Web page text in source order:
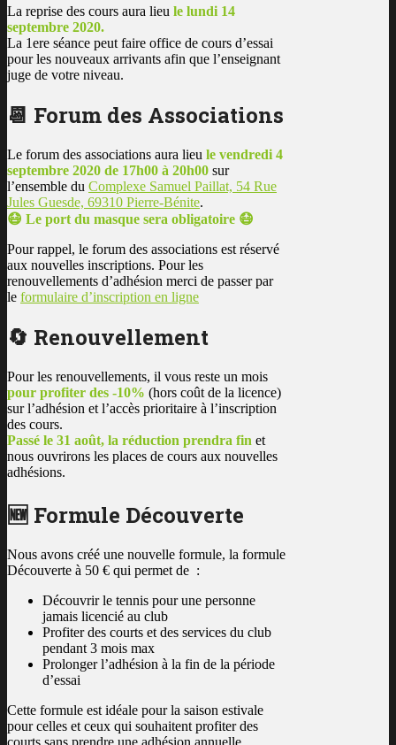
La reprise des cours aura lieu le lundi 14
septembre 2020.
La 1ere séance peut faire office de cours d’essai
pour les nouveaux arrivants afin que l’enseignant
juge de votre niveau.
📆 Forum des Associations
Le forum des associations aura lieu le vendredi 4
septembre 2020 de 17h00 à 20h00 sur
l’ensemble du Complexe Samuel Paillat, 54 Rue
Jules Guesde, 69310 Pierre-Bénite.
😷 Le port du masque sera obligatoire 😷
Pour rappel, le forum des associations est réservé
aux nouvelles inscriptions. Pour les
renouvellements d’adhésion merci de passer par
le formulaire d’inscription en ligne
🔄 Renouvellement
Pour les renouvellements, il vous reste un mois
pour profiter des -10% (hors coût de la licence)
sur l’adhésion et l’accès prioritaire à l’inscription
des cours.
Passé le 31 août, la réduction prendra fin et
nous ouvrirons les places de cours aux nouvelles
adhésions.
🆕 Formule Découverte
Nous avons créé une nouvelle formule, la formule
Découverte à 50 € qui permet de :
Découvrir le tennis pour une personne
jamais licencié au club
Profiter des courts et des services du club
pendant 3 mois max
Prolonger l’adhésion à la fin de la période
d’essai
Cette formule est idéale pour la saison estivale
pour celles et ceux qui souhaitent profiter des
courts sans prendre une adhésion annuelle.